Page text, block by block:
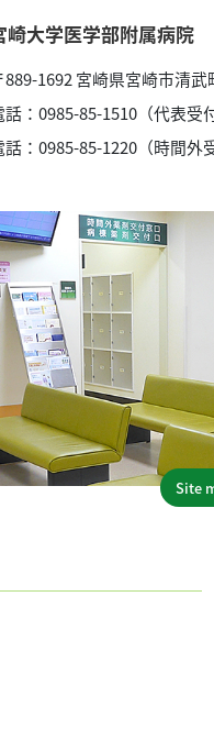
崎大学医学部附属病院
889-1692 宮崎県宮崎市清武
話：0985-85-1510（代表
話：0985-85-1220（時間
Site